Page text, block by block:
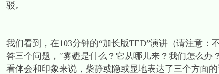
驳。
我们看到，在103分钟的“加长版TED”演讲（请注意
答三个问题，“雾霾是什么？它从哪儿来？我们怎么
看体会和印象来说，柴静或隐或显地表达了三个方面